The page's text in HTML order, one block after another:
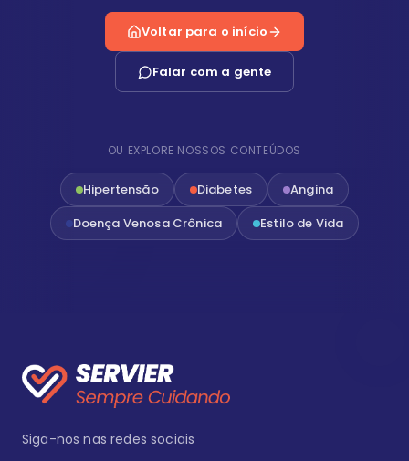
Voltar para o início
Falar com a gente
OU EXPLORE NOSSOS CONTEÚDOS
Hipertensão Diabetes
Angina
Doença Venosa Crônica
Estilo de Vida
Siga-nos nas redes sociais